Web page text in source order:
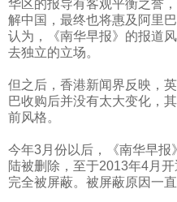
华区的报导有客观平衡之誉
解中国，最终也将惠及阿里
认为，《南华早报》的报道
去独立的立场。
但之后，香港新闻界反映，
巴收购后并没有太大变化，
前风格。
今年3月份以后，《南华早
陆被删除，至于2013年4月
完全被屏蔽。被屏蔽原因一直